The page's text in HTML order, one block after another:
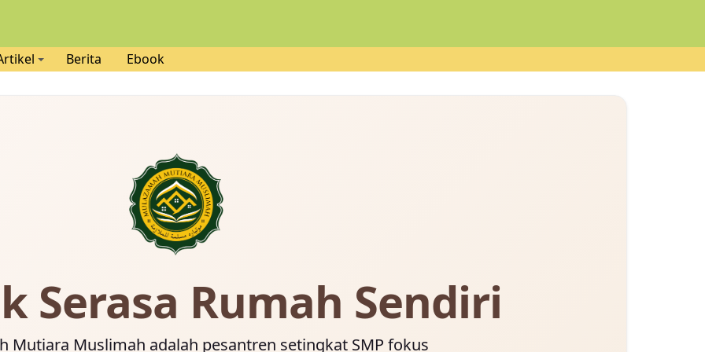
Berita Ebook
Serasa Rumah Sendiri
Mutiara Muslimah adalah pesantren setingkat SMP fokus